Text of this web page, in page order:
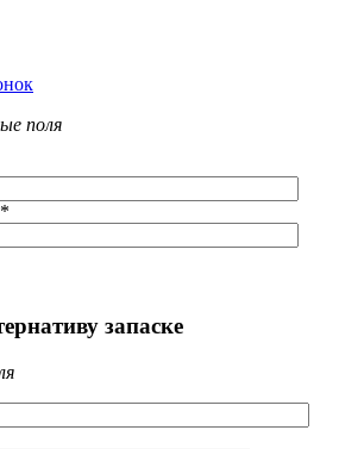
поля
*
запаске